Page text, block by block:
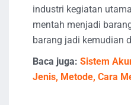
industri kegiatan
mentah menjadi
barang jadi kemudian
Baca juga: Sistem
Jenis, Metode, Cara